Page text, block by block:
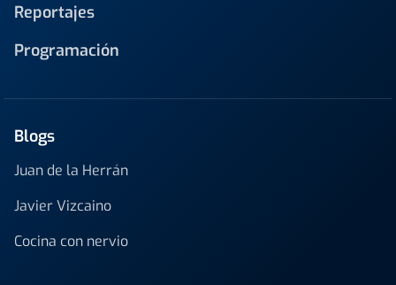
Reportajes
Programación
Blogs
Juan de la Herrán
Javier Vizcaino
Cocina con nervio